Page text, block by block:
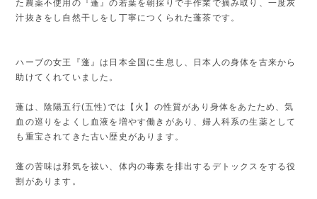
た農薬不使用の『蓬』の若葉を朝採りで手作業で摘み取り、一度灰
汁抜きをし自然干しをし丁寧につくられた蓬茶です。
ハーブの女王『蓬』は日本全国に生息し、日本人の身体を古来から
助けてくれていました。
蓬は、陰陽五行(五性)では【火】の性質があり身体をあたため、気
血の巡りをよくし血液を増やす働きがあり、婦人科系の生薬として
も重宝されてきた古い歴史があります。
蓬の苦味は邪気を祓い、体内の毒素を排出するデトックスをする役
割があります。